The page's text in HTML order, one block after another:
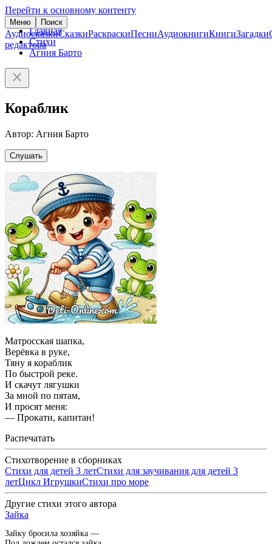
Перейти к основному контенту
Меню Поиск
АудиосказкиСказкиРаскраскиПесниАудиокнигиКнигиЗагадки
редактора
Главная
Стихи
Агния Барто
Кораблик
Автор: Агния Барто
Слушать
Матросская шапка,
Верёвка в руке,
Тяну я кораблик
По быстрой реке.
И скачут лягушки
За мной по пятам,
И просят меня:
— Прокати, капитан!
Распечатать
Стихотворение в сборниках
Стихи для детей 3 летСтихи для заучивания для детей 3
летЦикл ИгрушкиСтихи про море
Другие стихи этого автора
Зайка
Зайку бросила хозяйка —